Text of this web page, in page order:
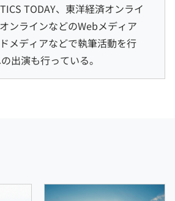
TODAY、東洋経済オンライ
ンラインなどのWebメディア
メディアなどで執筆活動を行
出演も行っている。